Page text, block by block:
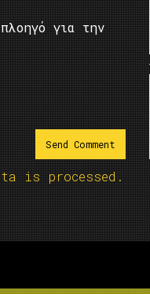
για την
is processed.